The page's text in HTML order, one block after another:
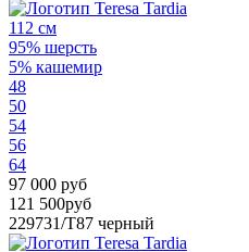
112 см
95% шерсть
5% кашемир
48
50
54
56
64
97 000 руб
121 500руб
229731/T87 черный